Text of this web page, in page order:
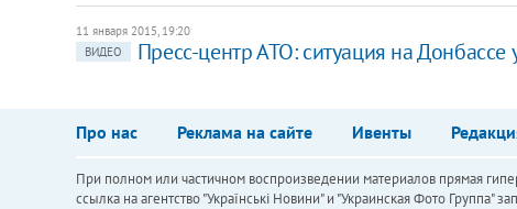
11 января 2015, 19:20
ВИДЕО
Пресс-центр АТО: ситуация на Донбассе
Про нас Реклама на сайте Ивенты
При полном или частичном воспроизведении материалов прямая
ссылка на агентство "Українськi Новини" и "Украинская Фото Группа"